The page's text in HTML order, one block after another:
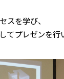
スを学び、
てプレゼンを行